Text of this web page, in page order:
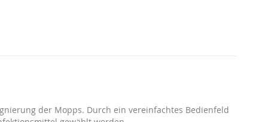
der Mopps. Durch ein vereinfachtes Bedienfeld